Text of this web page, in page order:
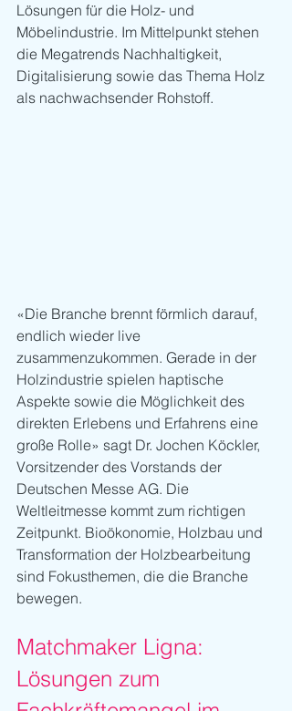
Lösungen für die Holz- und
Möbelindustrie. Im Mittelpunkt stehen
die Megatrends Nachhaltigkeit,
Digitalisierung sowie das Thema Holz
als nachwachsender Rohstoff.
«Die Branche brennt förmlich darauf,
endlich wieder live
zusammenzukommen. Gerade in der
Holzindustrie spielen haptische
Aspekte sowie die Möglichkeit des
direkten Erlebens und Erfahrens eine
große Rolle» sagt Dr. Jochen Köckler,
Vorsitzender des Vorstands der
Deutschen Messe AG. Die
Weltleitmesse kommt zum richtigen
Zeitpunkt. Bioökonomie, Holzbau und
Transformation der Holzbearbeitung
sind Fokusthemen, die die Branche
bewegen.
Matchmaker Ligna:
Lösungen zum